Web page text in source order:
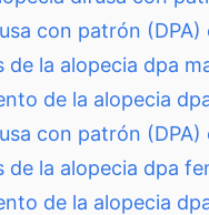
con patrón (DPA)
de la alopecia dpa
de la alopecia
con patrón (DPA)
de la alopecia dpa
de la alopecia